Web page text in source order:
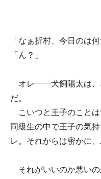
「なぁ折村、今日のは
「ん？」
オレ――犬飼陽太は、
だ。
こいつと王子のこと
同級生の中で王子の気
レ。それからは密かに
それがいいのか悪いの